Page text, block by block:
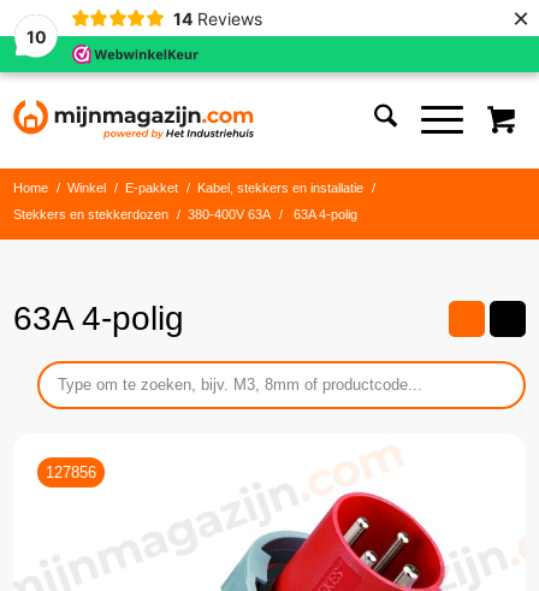
10
14 Reviews ×
Home / Winkel / E-pakket / Kabel, stekkers en installatie
/
Stekkers en stekkerdozen
/ 380-400V 63A / 63A 4-polig
63A 4-polig
127856